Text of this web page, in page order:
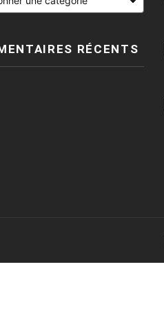
RÉCENTS